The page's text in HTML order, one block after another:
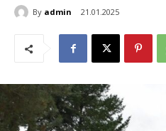
By admin 21.01.2025